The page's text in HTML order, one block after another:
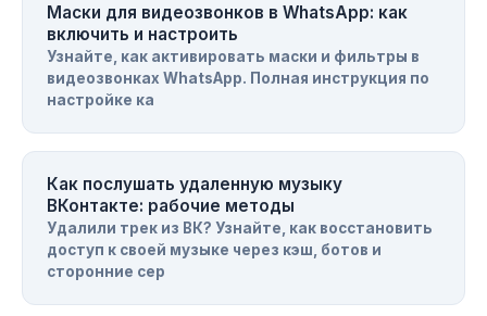
Маски для видеозвонков в WhatsApp: как
включить и настроить
Узнайте, как активировать маски и фильтры в
видеозвонках WhatsApp. Полная инструкция по
настройке ка
Как послушать удаленную музыку
ВКонтакте: рабочие методы
Удалили трек из ВК? Узнайте, как восстановить
доступ к своей музыке через кэш, ботов и
сторонние сер